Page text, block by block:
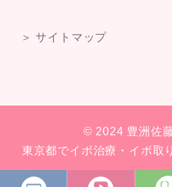
＞ サイトマップ
© 2024 豊洲佐
東京都でイボ治療・イボ取